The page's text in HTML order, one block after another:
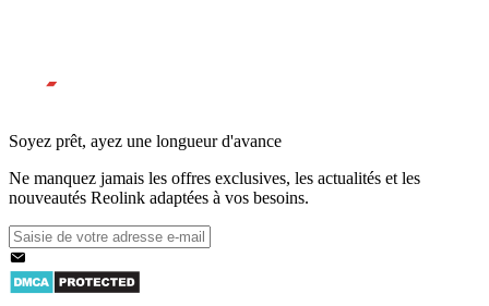
Soyez prêt, ayez une longueur d'avance
Ne manquez jamais les offres exclusives, les actualités et les
nouveautés Reolink adaptées à vos besoins.